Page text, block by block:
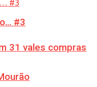
31 vales compras
#3